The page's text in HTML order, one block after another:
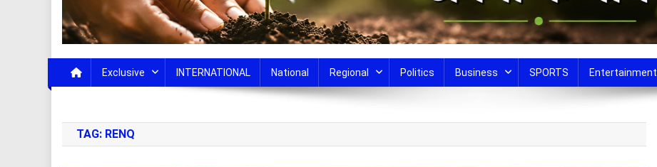
Exclusive INTERNATIONAL National Regional Politics Business SPORTS Entertainment
TAG: RENQ